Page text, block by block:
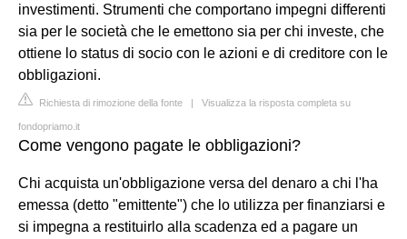
investimenti. Strumenti che comportano impegni differenti
sia per le società che le emettono sia per chi investe, che
ottiene lo status di socio con le azioni e di creditore con le
obbligazioni.
Richiesta di rimozione della fonte | Visualizza la risposta completa su
fondopriamo.it
Come vengono pagate le obbligazioni?
Chi acquista un'obbligazione versa del denaro a chi l'ha
emessa (detto "emittente") che lo utilizza per finanziarsi e
si impegna a restituirlo alla scadenza ed a pagare un